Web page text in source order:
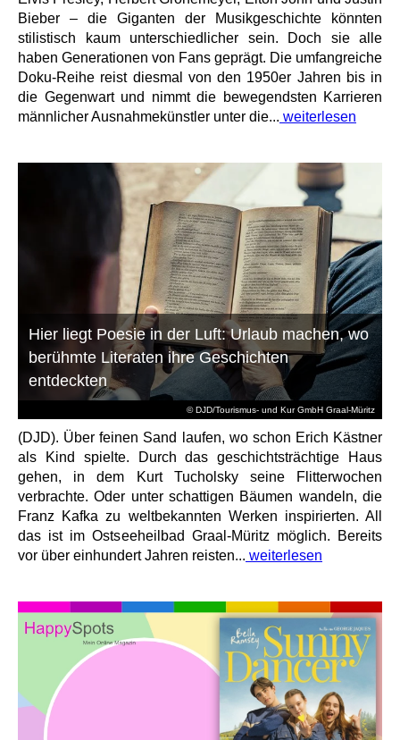
Bieber – die Giganten der Musikgeschichte könnten
stilistisch kaum unterschiedlicher sein. Doch sie alle
haben Generationen von Fans geprägt. Die umfangreiche
Doku-Reihe reist diesmal von den 1950er Jahren bis in
die Gegenwart und nimmt die bewegendsten Karrieren
männlicher Ausnahmekünstler unter die... weiterlesen
© DJD/Tourismus- und Kur GmbH Graal-Müritz
Hier liegt Poesie in der Luft: Urlaub machen, wo
berühmte Literaten ihre Geschichten
entdeckten
(DJD). Über feinen Sand laufen, wo schon Erich Kästner
als Kind spielte. Durch das geschichtsträchtige Haus
gehen, in dem Kurt Tucholsky seine Flitterwochen
verbrachte. Oder unter schattigen Bäumen wandeln, die
Franz Kafka zu weltbekannten Werken inspirierten. All
das ist im Ostseeheilbad Graal-Müritz möglich. Bereits
vor über einhundert Jahren reisten... weiterlesen